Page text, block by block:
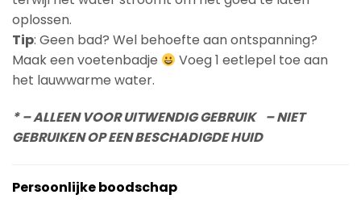
oplossen.
Tip: Geen bad? Wel behoefte aan ontspanning?
Maak een voetenbadje
Voeg 1 eetlepel toe aan
het lauwwarme water.
* – ALLEEN VOOR UITWENDIG GEBRUIK – NIET
GEBRUIKEN OP EEN BESCHADIGDE HUID
Persoonlijke boodschap